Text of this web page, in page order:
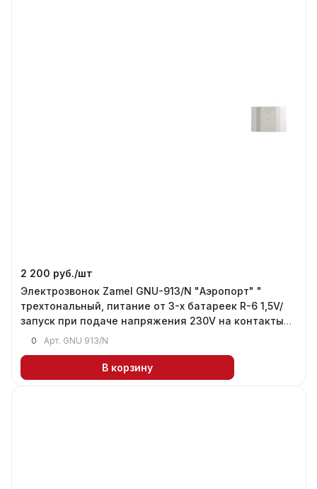
2 200 руб./шт
Электрозвонок Zamel GNU-913/N "Аэропорт" "
трехтональный, питание от 3-х батареек R-6 1,5V/
запуск при подаче напряжения 230V на контакты
звонка (плавное регулирование силы звука)
0 Арт. GNU 913/N
В корзину